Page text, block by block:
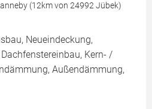
(12km von 24992 Jübek)
Neueindeckung,
Kern- /
Außendämmung,